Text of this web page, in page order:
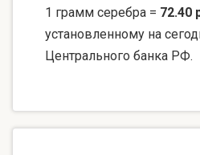
1 грамм серебра = 72.40
установленному на
Центрального банка РФ.